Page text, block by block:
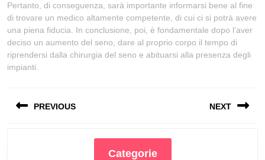
Pertanto, di conseguenza, sarà importante informarsi bene al fine
di trovare un medico altamente competente, di cui ci si potrà avere
una piena fiducia. In conclusione, poi, è fondamentale dopo l’aver
deciso un aumento del seno, dare al proprio corpo il tempo di
riprendersi dalla chirurgia del seno e abituarsi alla presenza degli
impianti.
articoliPREVIOUS NEXT
post:
Categorie